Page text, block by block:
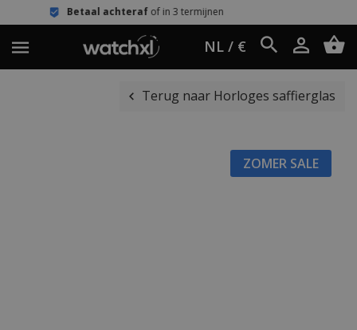
achteraf of in 3 termijnen
NL / €
Terug naar Horloges saffierglas
ZOMER SALE